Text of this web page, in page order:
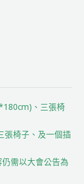
、三張椅
張椅子、及一個插
需以大會公告為